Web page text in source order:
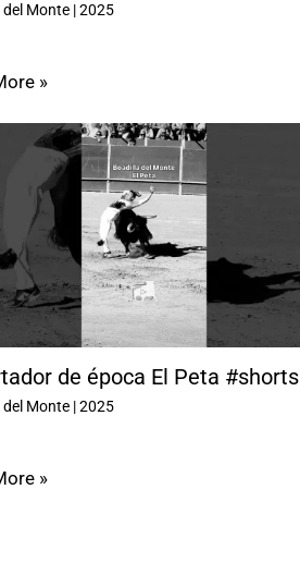
Monte|2025
»
de época El Peta #shorts
Monte|2025
»